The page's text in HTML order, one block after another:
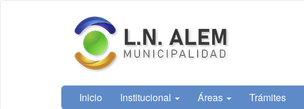
Municipalidad
de L. N. Alem
Inicio Institucional Áreas Trámites